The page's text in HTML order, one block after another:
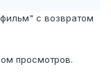
с возвратом
просмотров.